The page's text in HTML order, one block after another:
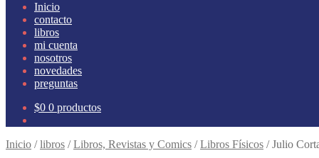
Inicio
contacto
libros
mi cuenta
nosotros
novedades
preguntas
$0 0 productos
Inicio /libros /Libros, Revistas y Comics /Libros Físicos /Julio